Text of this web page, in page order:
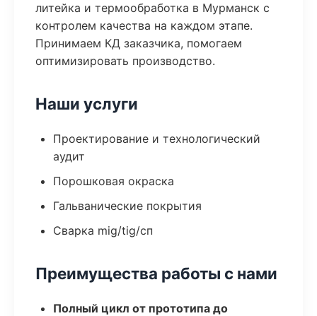
литейка и термообработка в Мурманск с
контролем качества на каждом этапе.
Принимаем КД заказчика, помогаем
оптимизировать производство.
Наши услуги
Проектирование и технологический
аудит
Порошковая окраска
Гальванические покрытия
Сварка mig/tig/сп
Преимущества работы с нами
Полный цикл от прототипа до